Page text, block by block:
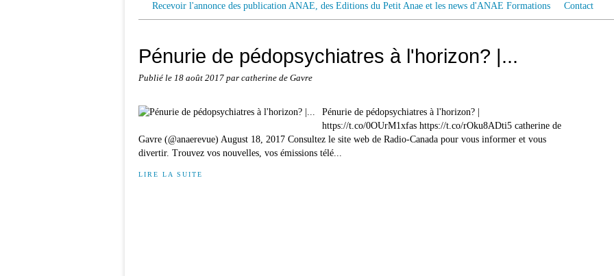
Recevoir l'annonce des publication ANAE, des Editions du Petit Anae et les news d'ANAE Formations Contact
Pénurie de pédopsychiatres à l'horizon? |...
Publié le 18 août 2017 par catherine de Gavre
Pénurie de pédopsychiatres à l'horizon? |
https://t.co/0OUrM1xfas https://t.co/rOku8ADti5 catherine de
Gavre (@anaerevue) August 18, 2017 Consultez le site web de Radio-Canada pour vous informer et vous
divertir. Trouvez vos nouvelles, vos émissions télé...
LIRE LA SUITE